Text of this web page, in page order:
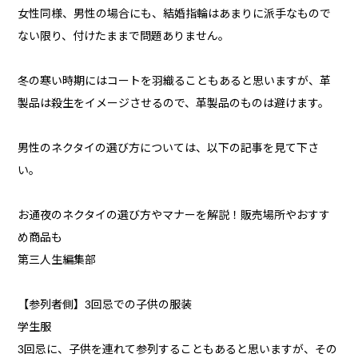
女性同様、男性の場合にも、結婚指輪はあまりに派手なもので
ない限り、付けたままで問題ありません。
冬の寒い時期にはコートを羽織ることもあると思いますが、革
製品は殺生をイメージさせるので、革製品のものは避けます。
男性のネクタイの選び方については、以下の記事を見て下さ
い。
お通夜のネクタイの選び方やマナーを解説！販売場所やおすす
め商品も
第三人生編集部
【参列者側】3回忌での子供の服装
学生服
3回忌に、子供を連れて参列することもあると思いますが、その